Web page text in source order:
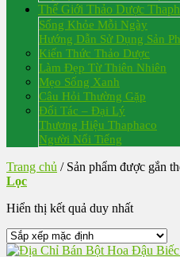
Thế Giới Thảo Dược
Sống Khỏe Mỗi Ngày
Hướng Dẫn Sử Dụng Sản
Kiến Thức Thảo Dược
Làm Đẹp Từ Thiên Nhiên
Mẹo Sống Xanh
Câu Hỏi Thường Gặp
Đối Tác – Đại Lý
Thương Hiệu Thaphaco
Người Nổi Tiếng
Trang chủ /Sản phẩm được gắn
Lọc
Hiển thị kết quả duy nhất